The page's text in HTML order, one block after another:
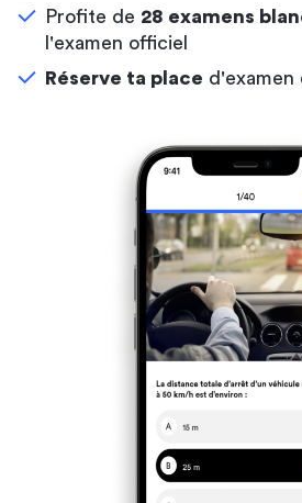
Profite de 28 examens
l'examen officiel
Réserve ta place d'examen